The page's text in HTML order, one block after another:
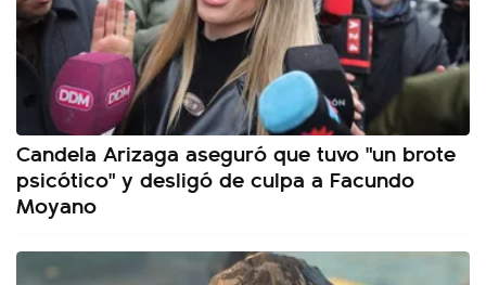
Candela Arizaga aseguró que tuvo "un brote
psicótico" y desligó de culpa a Facundo
Moyano